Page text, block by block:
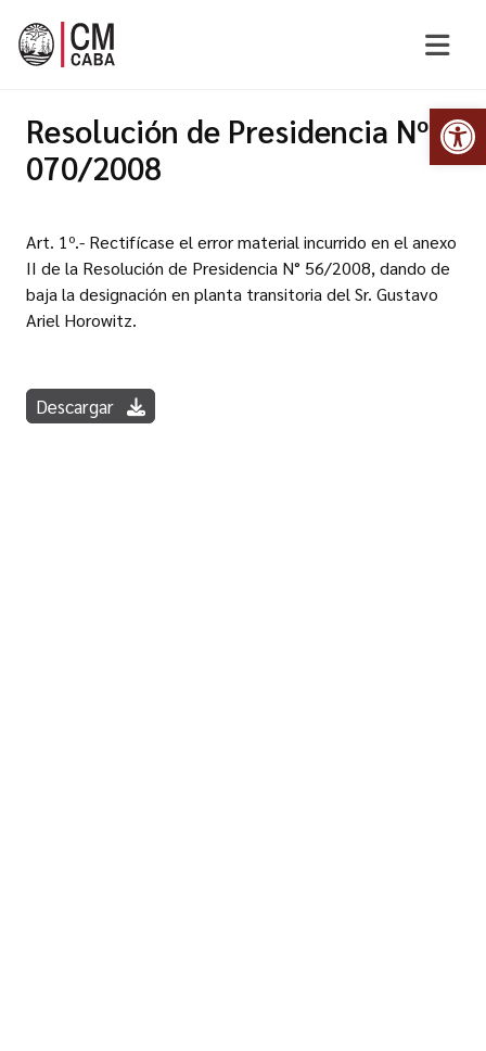
Resolución de Presidencia Nº
070/2008
Art. 1º.- Rectifícase el error material incurrido en el anexo
II de la Resolución de Presidencia N° 56/2008, dando de
baja la designación en planta transitoria del Sr. Gustavo
Ariel Horowitz.
Descargar